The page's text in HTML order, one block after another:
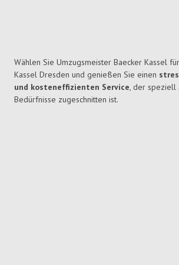
Wählen Sie Umzugsmeister Baecker Kassel
Kassel Dresden und genießen Sie einen
und kosteneffizienten Service, der speziell
Bedürfnisse zugeschnitten ist.